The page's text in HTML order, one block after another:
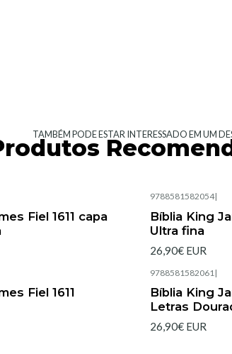
TAMBÉM PODE ESTAR INTERESSADO EM UM
Fiel 1611 capa
9788581582054|
Bíblia King
Ultra fina
26,90€ EUR
Fiel 1611
9788581582061 |
Bíblia King
Letras
26,90€ EUR